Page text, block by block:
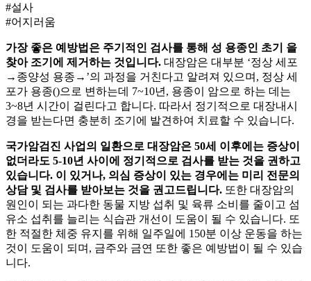
#설사
#어지러움
가장 좋은 예방법은 주기적인 검사를 통해 성 용종인 초기 을
찾아 조기에 제거하는 것입니다. 대장암은 대부분 ‘정상 세포
→종양성 용종→ ’의 과정을 거친다고 알려져 있으며, 정상 세
포가 용종()으로 변하는데 7~10년, 용종이 암으로 하는 데는
3~8년 시간이 걸린다고 합니다. 따라서 정기적으로 대장내시
경을 받는다면 충분히 조기에 발견하여 치료할 수 있습니다.
국가암검진 사업의 일환으로 대장암은 50세 이후에는 증상이
없더라도 5-10년 사이에 정기적으로 검사를 받는 것을 권하고
있습니다. 이 있거나, 의심 증상이 있는 경우에는 미리 전문의
상담 및 검사를 받아보는 것을 권고드립니다. 또한 대장암의
원인이 되는 과다한 동물 지방 섭취 및 육류 소비를 줄이고 섬
유소 섭취를 늘리는 식습관 개선이 도움이 될 수 있습니다. 또
한 적절한 체중 유지를 위해 일주일에 150분 이상 운동을 하는
것이 도움이 되며, 금주와 금연 또한 좋은 예방법이 될 수 있습
니다.